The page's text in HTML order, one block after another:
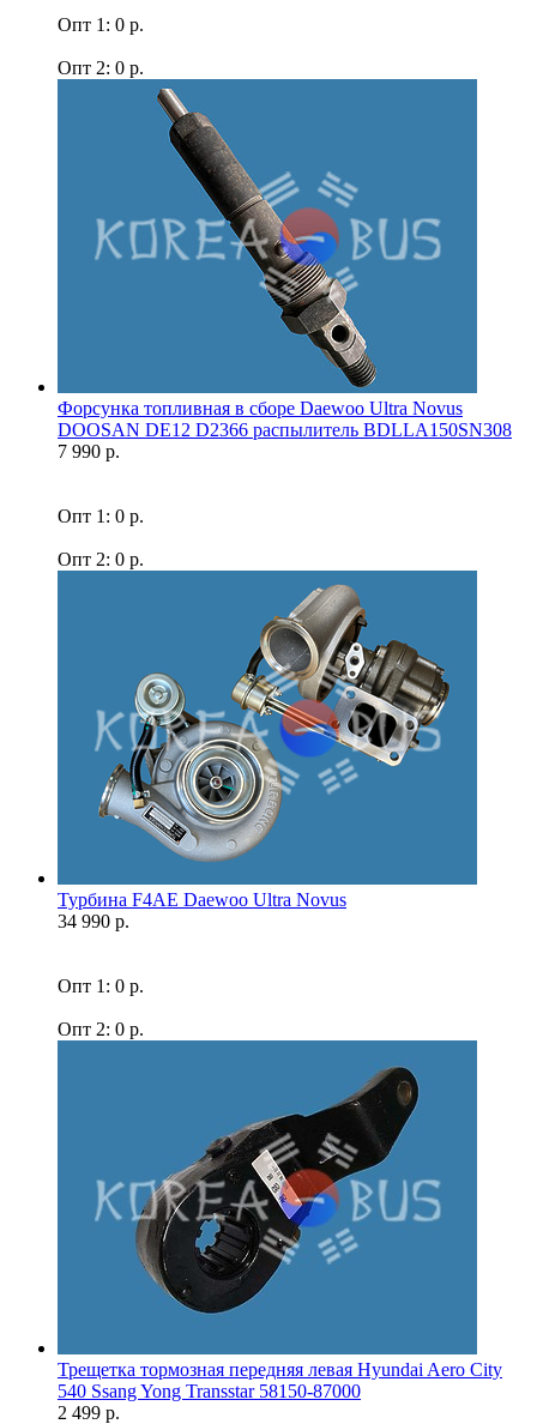
Опт 1: 0 р.
Опт 2: 0 р.
Форсунка топливная в сборе Daewoo Ultra Novus
DOOSAN DE12 D2366 распылитель BDLLA150SN308
7 990 р.
Опт 1: 0 р.
Опт 2: 0 р.
Турбина F4AE Daewoo Ultra Novus
34 990 р.
Опт 1: 0 р.
Опт 2: 0 р.
Трещетка тормозная передняя левая Hyundai Aero City
540 Ssang Yong Transstar 58150-87000
2 499 р.